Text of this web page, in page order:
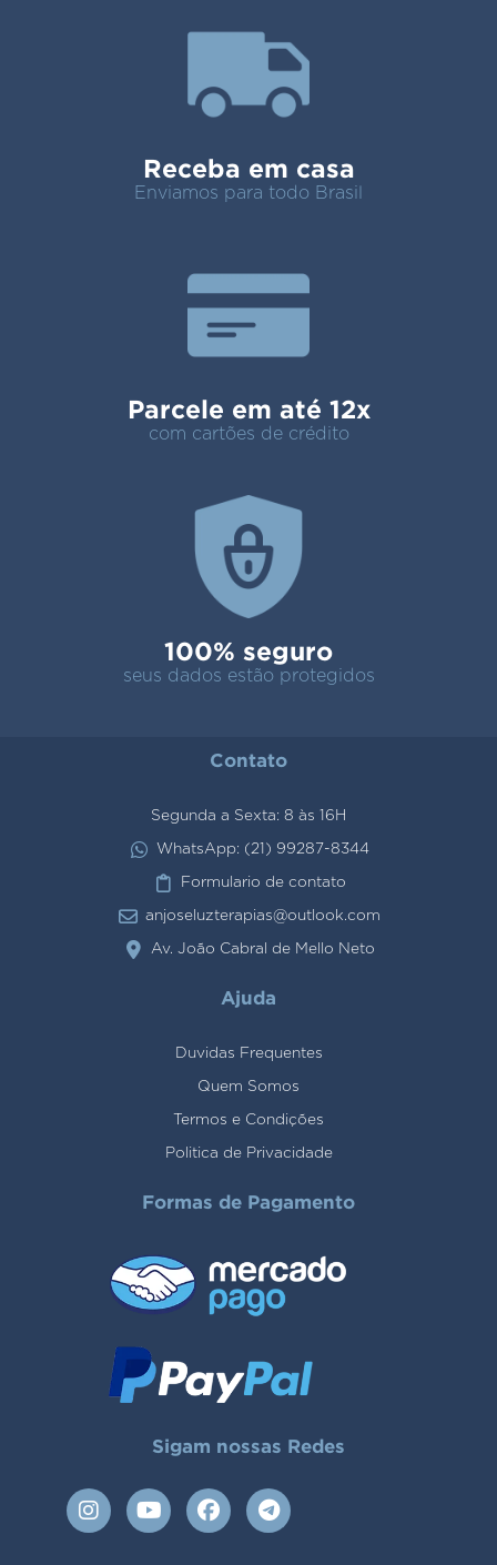
Receba em casa
Enviamos para todo Brasil
Parcele em até 12x
com cartões de crédito
100% seguro
seus dados estão protegidos
Contato
Segunda a Sexta: 8 às 16H
WhatsApp: (21) 99287-8344
Formulario de contato
anjoseluzterapias@outlook.com
Av. João Cabral de Mello Neto
Ajuda
Duvidas Frequentes
Quem Somos
Termos e Condições
Politica de Privacidade
Formas de Pagamento
Sigam nossas Redes
I
n
Y
o
F
a
T
e